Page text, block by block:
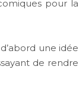
pour la
une idée
de rendre